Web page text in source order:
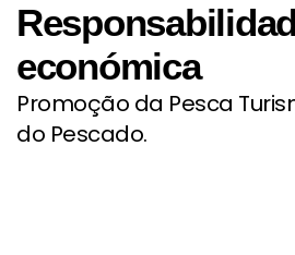
económica
Promoção da Pesca
do Pescado.